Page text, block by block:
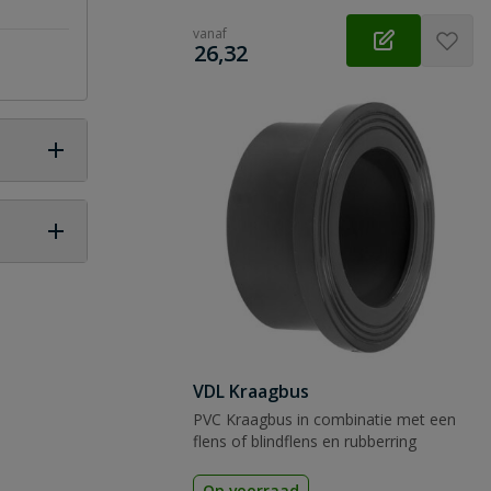
vanaf
€
26,32
VDL Kraagbus
PVC Kraagbus in combinatie met een
flens of blindflens en rubberring